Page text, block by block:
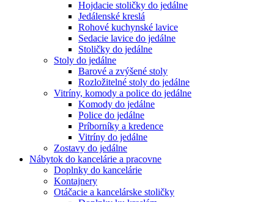
Hojdacie stoličky do jedálne
Jedálenské kreslá
Rohové kuchynské lavice
Sedacie lavice do jedálne
Stoličky do jedálne
Stoly do jedálne
Barové a zvýšené stoly
Rozložitelné stoly do jedálne
Vitríny, komody a police do jedálne
Komody do jedálne
Police do jedálne
Príborníky a kredence
Vitríny do jedálne
Zostavy do jedálne
Nábytok do kancelárie a pracovne
Doplnky do kancelárie
Kontajnery
Otáčacie a kancelárske stoličky